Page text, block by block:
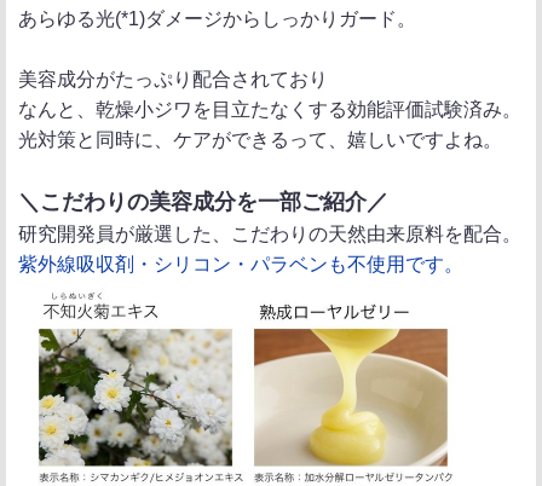
あらゆる光(*1)ダメージからしっかりガード。
美容成分がたっぷり配合されており
なんと、乾燥小ジワを目立たなくする効能評価試験済み。
光対策と同時に、ケアができるって、嬉しいですよね。
＼こだわりの美容成分を一部ご紹介／
研究開発員が厳選した、こだわりの天然由来原料を配合。
紫外線吸収剤・シリコン・パラベンも不使用です。